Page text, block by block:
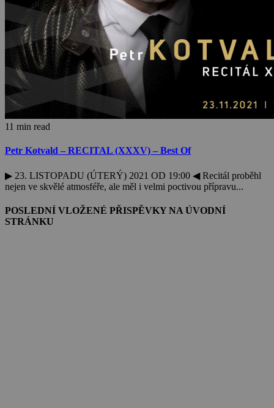
11 min read
Petr Kotvald – RECITAL (XXXV) – Best Of
▶ 23. LISTOPADU (ÚTERÝ) 2021 OD 19:00 ◀ Recitál proběhl
nejen ve skvělé atmosféře, ale měl i velmi poctivou přípravu...
POSLEDNÍ VLOŽENÉ PŘISPĚVKY NA ÚVODNÍ
STRÁNKU